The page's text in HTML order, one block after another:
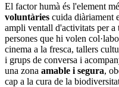
El factor humà és l'element
voluntàries cuida diàriament
ampli ventall d'activitats per a
persones que hi volen
cinema a la fresca, tallers
i grups de conversa i
una zona amable i segura,
cap a la cura de la